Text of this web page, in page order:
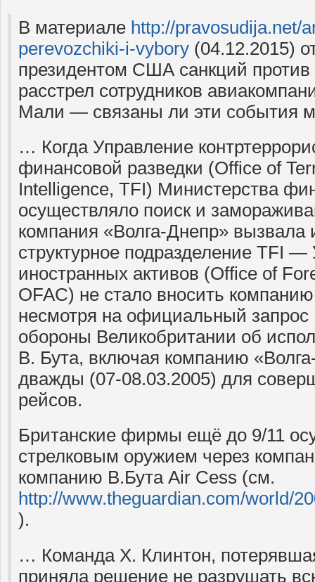
В материале http://pravosudija.net/
perevozchiki-i-vybory (04.12.2015)
президентом США санкций против
расстрел сотрудников
Мали — связаны ли эти события
… Когда Управление
финансовой разведки (Office of
Intelligence, TFI) Министерства
осуществляло поиск и
компания «Волга-Днепр» вызвала
структурное подразделение TFI —
иностранных активов (Office of
OFAC) не стало вносить
несмотря на официальный запрос
обороны Великобритании об
В. Бута, включая компанию
дважды (07-08.03.2005) для
рейсов.
Британские фирмы ещё до 9/11
стрелковым оружием через
компанию В.Бута Air Cess (см.
http://www.theguardian.com/world/
).
… Команда Х. Клинтон,
приняла решение не разрушать